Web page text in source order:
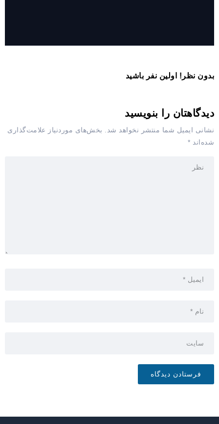
بدون نظر! اولین نفر باشید
دیدگاهتان را بنویسید
نشانی ایمیل شما منتشر نخواهد شد. بخش‌های موردنیاز علامت‌گذاری
شده‌اند *